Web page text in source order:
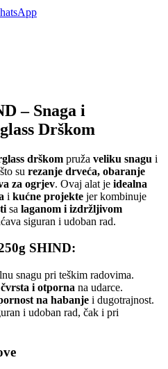
– Snaga i
Drškom
drškom pruža veliku snagu i
su rezanje drveća, obaranje
za ogrjev. Ovaj alat je idealna
i kućne projekte jer kombinuje
sa laganom i izdržljivom
siguran i udoban rad.
SHIND:
snagu pri teškim radovima.
i otporna na udarce.
na habanje i dugotrajnost.
i udoban rad, čak i pri